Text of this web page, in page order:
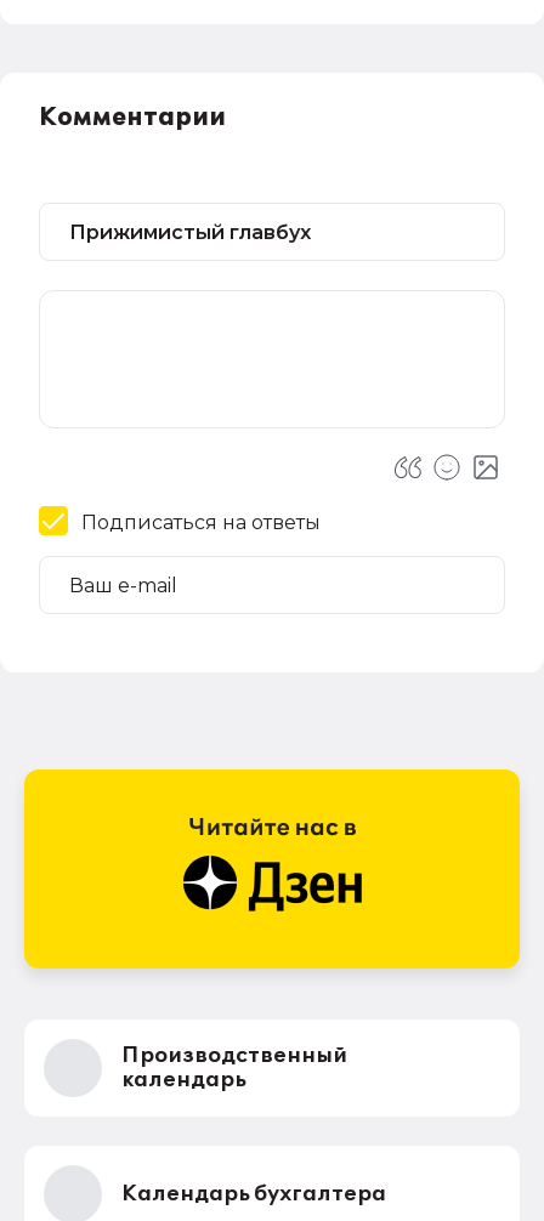
Комментарии
Подписаться на ответы
Производственный
календарь
Календарь бухгалтера